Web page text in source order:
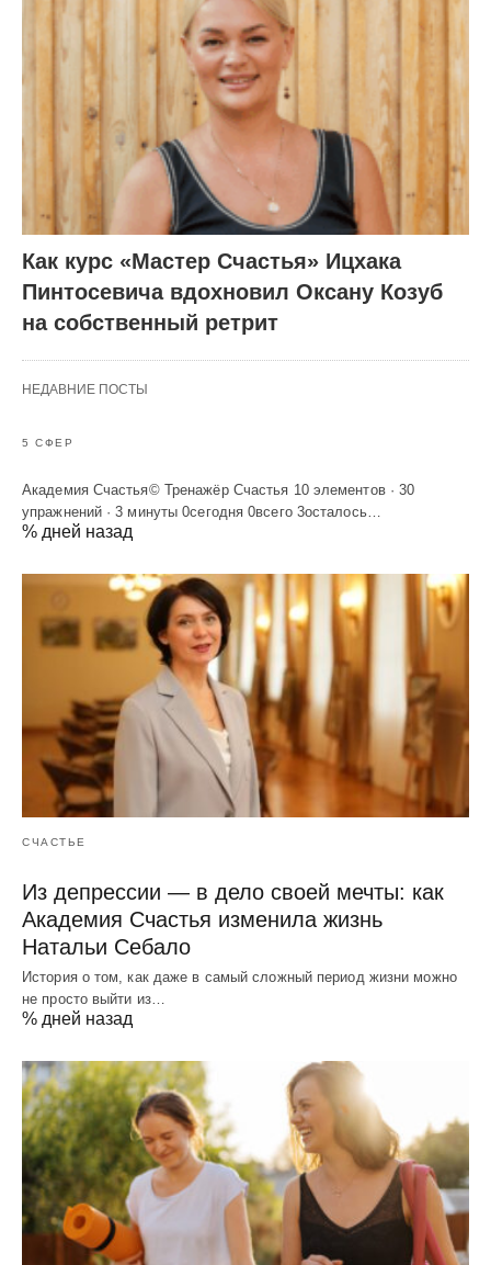
Как курс «Мастер Счастья» Ицхака
Пинтосевича вдохновил Оксану Козуб
на собственный ретрит
НЕДАВНИЕ ПОСТЫ
5 СФЕР
Академия Счастья© Тренажёр Счастья 10 элементов · 30
упражнений · 3 минуты 0сегодня 0всего 3осталось…
% дней назад
СЧАСТЬЕ
Из депрессии — в дело своей мечты: как
Академия Счастья изменила жизнь
Натальи Себало
История о том, как даже в самый сложный период жизни можно
не просто выйти из…
% дней назад